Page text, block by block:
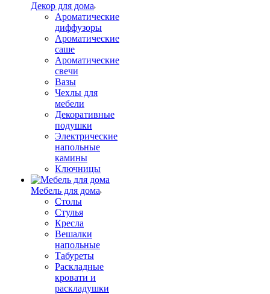
Декор для дома
Ароматические
диффузоры
Ароматические
саше
Ароматические
свечи
Вазы
Чехлы для
мебели
Декоративные
подушки
Электрические
напольные
камины
Ключницы
Мебель для дома
Столы
Стулья
Кресла
Вешалки
напольные
Табуреты
Раскладные
кровати и
раскладушки